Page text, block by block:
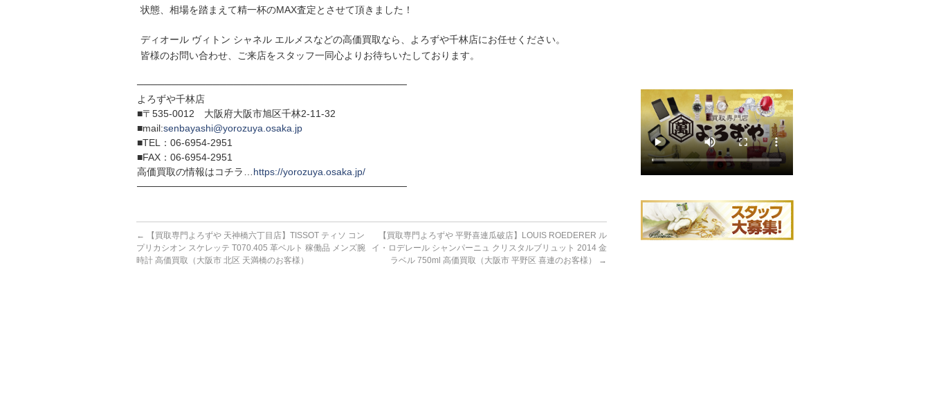
状態、相場を踏まえて精一杯のMAX査定とさせて頂きました！
ディオール ヴィトン シャネル エルメスなどの高価買取なら、よろずや千林店にお任せください。
皆様のお問い合わせ、ご来店をスタッフ一同心よりお待ちいたしております。
───────────────────────────────────────
よろずや千林店
■〒535-0012 大阪府大阪市旭区千林2-11-32
■mail:senbayashi@yorozuya.osaka.jp
■TEL：06-6954-2951
■FAX：06-6954-2951
高価買取の情報はコチラ… https://yorozuya.osaka.jp/
───────────────────────────────────────
←
【買取専門よろずや 天神橋六丁目店】TISSOT ティソ コン
プリカシオン スケレッテ T070.405 革ベルト 稼働品 メンズ腕
時計 高価買取（大阪市 北区 天満橋のお客様）
【買取専門よろずや 平野喜連瓜破店】LOUIS ROEDERER ル
イ・ロデレール シャンパーニュ クリスタルブリュット 2014 金
ラベル 750ml 高価買取（大阪市 平野区 喜連のお客様）
→